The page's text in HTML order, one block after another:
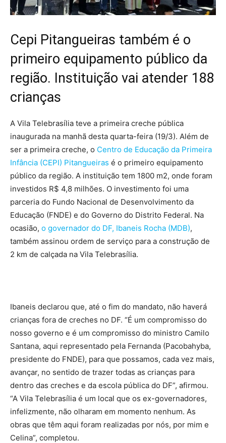
Cepi Pitangueiras também é o
primeiro equipamento público da
região. Instituição vai atender 188
crianças
A Vila Telebrasília teve a primeira creche pública
inaugurada na manhã desta quarta-feira (19/3). Além de
ser a primeira creche, o Centro de Educação da Primeira
Infância (CEPI) Pitangueiras é o primeiro equipamento
público da região. A instituição tem 1800 m2, onde foram
investidos R$ 4,8 milhões. O investimento foi uma
parceria do Fundo Nacional de Desenvolvimento da
Educação (FNDE) e do Governo do Distrito Federal. Na
ocasião, o governador do DF, Ibaneis Rocha (MDB),
também assinou ordem de serviço para a construção de
2 km de calçada na Vila Telebrasília.
Ibaneis declarou que, até o fim do mandato, não haverá
crianças fora de creches no DF. “É um compromisso do
nosso governo e é um compromisso do ministro Camilo
Santana, aqui representado pela Fernanda (Pacobahyba,
presidente do FNDE), para que possamos, cada vez mais,
avançar, no sentido de trazer todas as crianças para
dentro das creches e da escola pública do DF”, afirmou.
“A Vila Telebrasília é um local que os ex-governadores,
infelizmente, não olharam em momento nenhum. As
obras que têm aqui foram realizadas por nós, por mim e
Celina”, completou.